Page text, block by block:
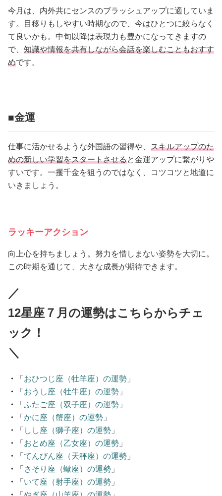
今月は、内外共にセンスのブラッシュアップに適していま
す。目移りもしやすい時期なので、今はひとつに絞らなく
て良いかも。中旬以降は表現力も豊かになってきますの
で、 知識や情報を共有しながら会話を楽しむこともおすす
めです。
■金運
仕事に活かせるような外国語の習得や、 スキルアップのた
めの新しい学習をスタートさせると金運アップに繋がりや
すいです。一攫千金を狙うのではなく、コツコツと地道に
いきましょう。
ラッキーアクション
向上心を持ちましょう。努力を惜しまない姿勢を大切に。
この時期を通じて、大きな成長が期待できます。
／
12星座７月の運勢はこちらからチェ
ック！
＼
・ 「 おひつじ座（牡羊座）の運勢 」
・
「 おうし座（牡牛座）の運勢 」
・
「 ふたご座（双子座）の運勢 」
・
「 かに座（蟹座）の運勢 」
・
「 しし座（獅子座）の運勢 」
・
「 おとめ座（乙女座）の運勢 」
・
「 てんびん座（天秤座）の運勢 」
・
「 さそり座（蠍座）の運勢 」
・
「 いて座（射手座）の運勢 」